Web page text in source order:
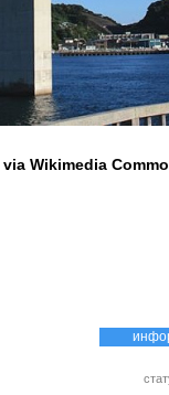
Wikimedia